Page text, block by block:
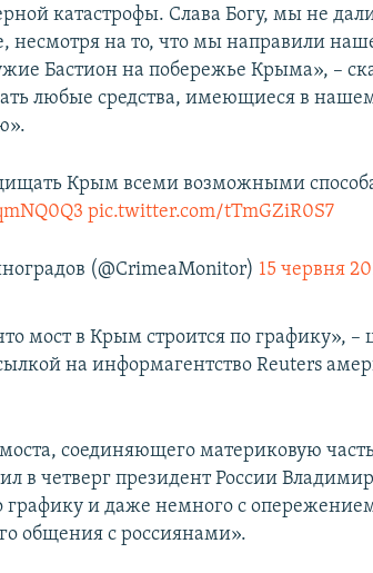
катастрофы. Слава Богу, мы не
несмотря на то, что мы направили
Бастион на побережье Крыма», –
любые средства, имеющиеся в
Крым всеми возможными
pic.twitter.com/tTmGZiR0S7
(@CrimeaMonitor) 15 червня
мост в Крым строится по графику», –
на информагентство Reuters
моста, соединяющего материковую
в четверг президент России
графику и даже немного с
общения с россиянами».